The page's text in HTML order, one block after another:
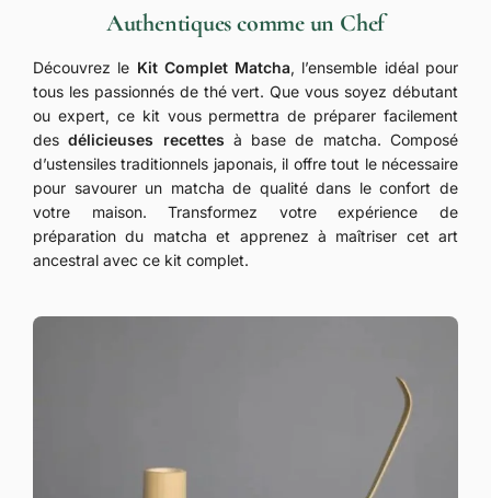
Authentiques comme un Chef
Découvrez le Kit Complet Matcha, l’ensemble idéal pour
tous les passionnés de thé vert. Que vous soyez débutant
ou expert, ce kit vous permettra de préparer facilement
desdélicieuses recettes à base de matcha. Composé
d’ustensiles traditionnels japonais, il offre tout le nécessaire
pour savourer un matcha de qualité dans le confort de
votre maison. Transformez votre expérience de
préparation du matcha et apprenez à maîtriser cet art
ancestral avec ce kit complet.